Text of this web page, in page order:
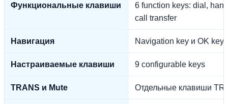
Функциональные клавиши
6 function keys: dial,
call transfer
Навигация Navigation key и OK key
Настраиваемые клавиши 9 configurable keys
TRANS и Mute Отдельные клавиши